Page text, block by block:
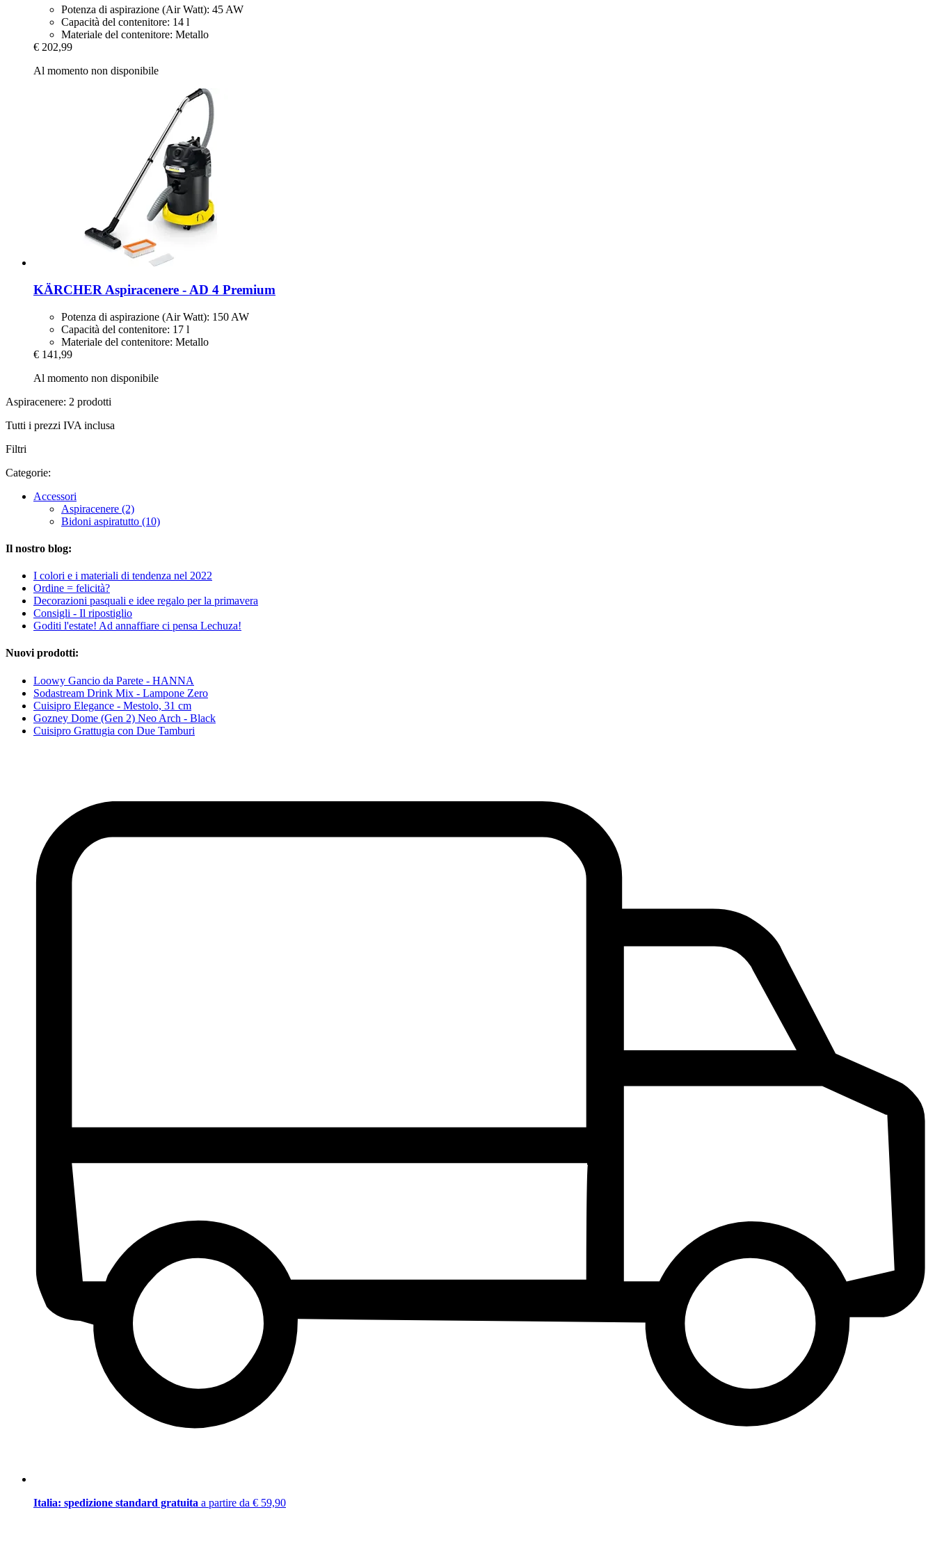
Potenza di aspirazione (Air Watt): 45 AW
Capacità del contenitore: 14 l
Materiale del contenitore: Metallo
€ 202,99
Al momento non disponibile
KÄRCHER Aspiracenere -​ AD 4 Premium
Potenza di aspirazione (Air Watt): 150 AW
Capacità del contenitore: 17 l
Materiale del contenitore: Metallo
€ 141,99
Al momento non disponibile
Aspiracenere: 2 prodotti
Tutti i prezzi IVA inclusa
Filtri
Categorie:
Accessori
Aspiracenere (2)
Bidoni aspiratutto (10)
Il nostro blog:
I colori e i materiali di tendenza nel 2022
Ordine = felicità?
Decorazioni pasquali e idee regalo per la primavera
Consigli - Il ripostiglio
Goditi l'estate! Ad annaffiare ci pensa Lechuza!
Nuovi prodotti:
Loowy Gancio da Parete - HANNA
Sodastream Drink Mix - Lampone Zero
Cuisipro Elegance - Mestolo, 31 cm
Gozney Dome (Gen 2) Neo Arch - Black
Cuisipro Grattugia con Due Tamburi
Italia: spedizione standard gratuita a partire da € 59,90